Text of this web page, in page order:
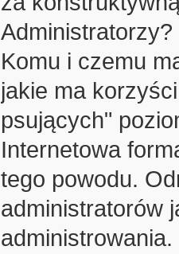
Komu i czemu
jakie ma
psujących"
Internetowa
tego powodu.
administratorów
administrowania.